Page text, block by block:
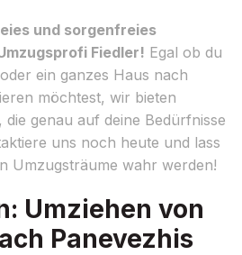
und sorgenfreies
Fiedler! Egal ob du
ein ganzes Haus nach
möchtest, wir bieten
die genau auf deine Bedürfnisse
uns noch heute und lass
Umzugsträume wahr werden!
Umziehen von
Panevezhis